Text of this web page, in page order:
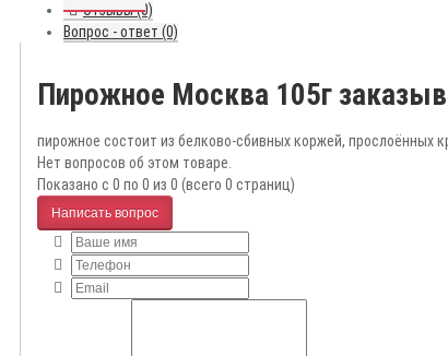
Отзывы (0)
Вопрос - ответ (0)
Пирожное Москва 105г
пирожное состоит из белково-сбивных коржей, прослоённых
Нет вопросов об этом товаре.
Показано с 0 по 0 из 0 (всего 0 страниц)
Написать вопрос